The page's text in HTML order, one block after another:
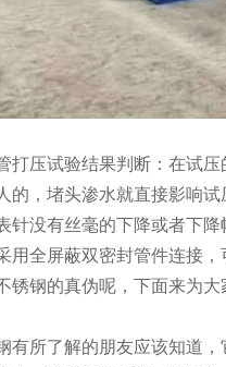
打压试验结果判断：在试
的，堵头渗水就直接影响
针没有丝毫的下降或者下
用全屏蔽双密封管件连接
锈钢的真伪呢，下面来为大
有所了解的朋友应该知道